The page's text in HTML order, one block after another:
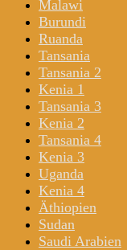
Malawi
Burundi
Ruanda
Tansania
Tansania 2
Kenia 1
Tansania 3
Kenia 2
Tansania 4
Kenia 3
Uganda
Kenia 4
Äthiopien
Sudan
Saudi Arabien